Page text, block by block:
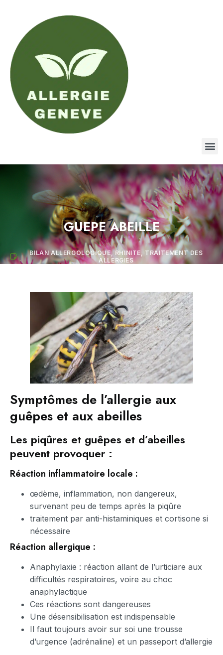
GUEPE ABEILLE
BILAN ALLERGOLOGIQUE, RHINITE
TRAITEMENT DES
ALLERGIES
Symptômes de l’allergie aux
guêpes et aux abeilles
Les piqûres et guêpes et d’abeilles
peuvent provoquer :
Réaction inflammatoire locale :
œdème, inflammation, non dangereux,
survenant peu de temps après la piqûre
traitement par anti-histaminiques et cortisone si
nécessaire
Réaction allergique :
Anaphylaxie : réaction allant de l’urticiare aux
difficultés respiratoires, voire au choc
anaphylactique
Ces réactions sont dangereuses
Une désensibilisation est indispensable
Il faut toujours avoir sur soi une trousse
d’urgence (adrénaline) et un passeport d’allergie